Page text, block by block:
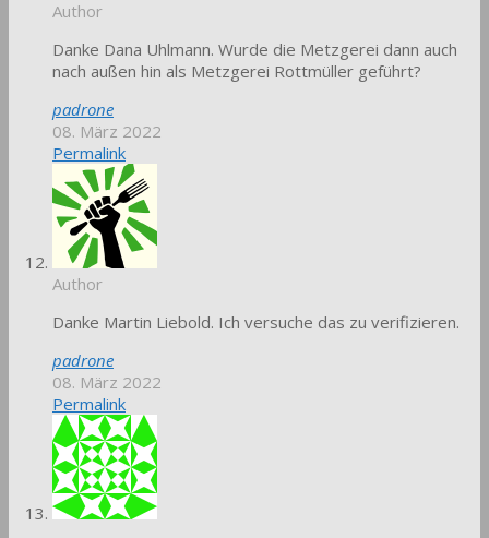
Author
Danke Dana Uhlmann. Wurde die Metzgerei dann auch
nach außen hin als Metzgerei Rottmüller geführt?
padrone
08. März 2022
Permalink
Author
Danke Martin Liebold. Ich versuche das zu verifizieren.
padrone
08. März 2022
Permalink